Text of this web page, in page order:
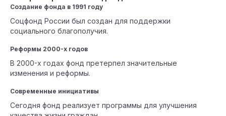
Создание фонда в 1991 году
Соцфонд России был создан для поддержки
социального благополучия.
Реформы 2000-х годов
В 2000-х годах фонд претерпел значительные
изменения и реформы.
Современные инициативы
Сегодня фонд реализует программы для улучшения